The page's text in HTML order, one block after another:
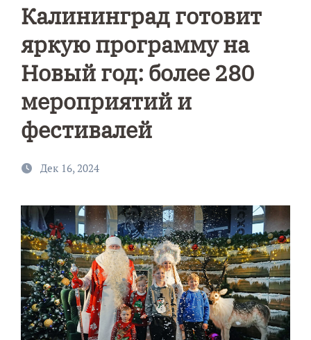
Калининград готовит
яркую программу на
Новый год: более 280
мероприятий и
фестивалей
Дек 16, 2024